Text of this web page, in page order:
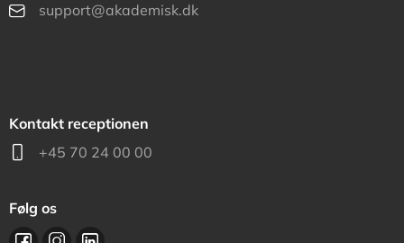
support@akademisk.dk
Kontakt receptionen
+45 70 24 00 00
Følg os